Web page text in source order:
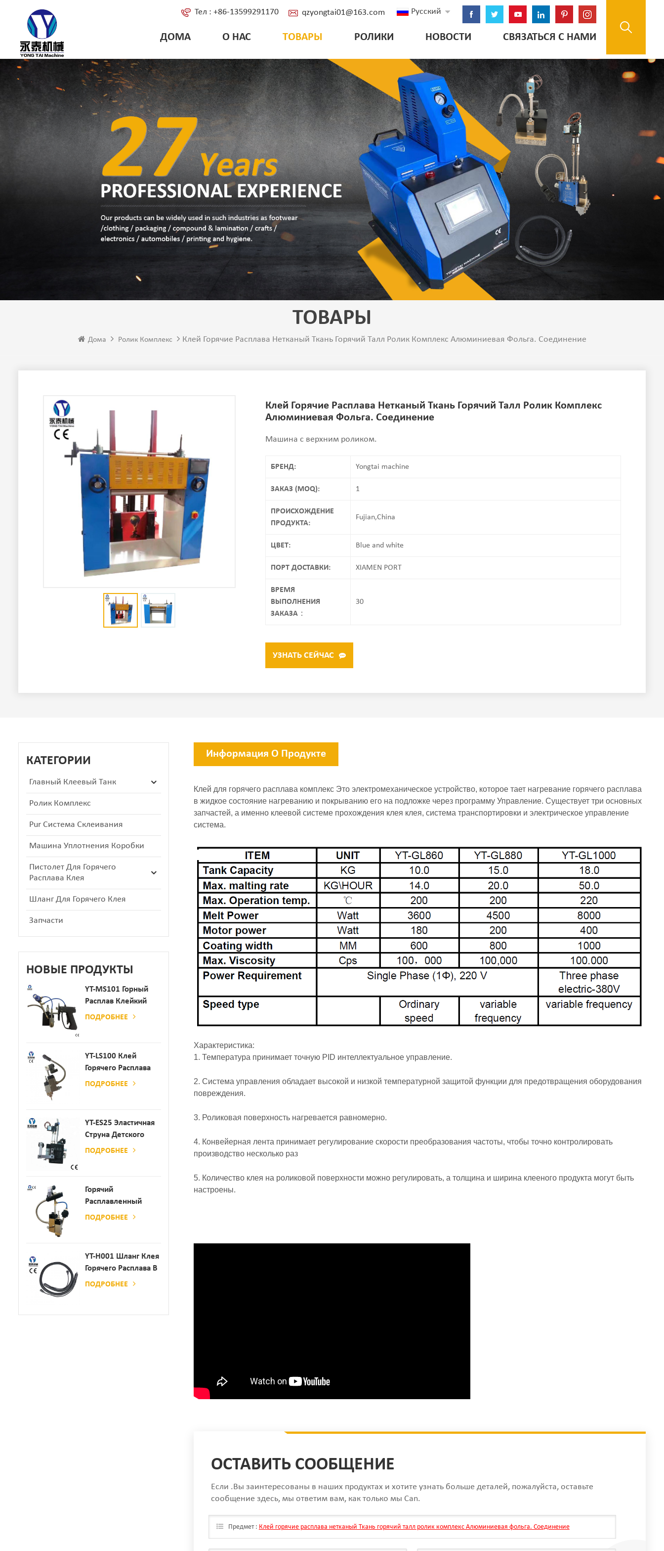
Русский
Тел : +86-13599291170 qzyongtai01@163.com
ДОМА О НАС ТОВАРЫ РОЛИКИ НОВОСТИ СВЯЗАТЬСЯ С НАМИ
ТОВАРЫ
Дома Ролик Комплекс Клей Горячие Расплава Нетканый Ткань Горячий Талл Ролик Комплекс Алюминиевая Фольга. Соединение
Клей Горячие Расплава Нетканый Ткань Горячий Талл Ролик Комплекс
Алюминиевая Фольга. Соединение
Машина с верхним роликом.
БРЕНД: Yongtai machine
ЗАКАЗ (MOQ): 1
ПРОИСХОЖДЕНИЕ
ПРОДУКТА:
Fujian,China
ЦВЕТ: Blue and white
ПОРТ ДОСТАВКИ: XIAMEN PORT
ВРЕМЯ
ВЫПОЛНЕНИЯ
ЗАКАЗА：
30
УЗНАТЬ СЕЙЧАС
КАТЕГОРИИ
Главный Клеевый Танк
Ролик Комплекс
Pur Система Склеивания
Машина Уплотнения Коробки
Пистолет Для Горячего
Расплава Клея
Шланг Для Горячего Клея
Запчасти
НОВЫЕ ПРОДУКТЫ
YT-MS101 Горный
Расплав Клейкий
Распылительный
ПОДРОБНЕЕ
YT-LS100 Клей
Горячего Расплава
Клея
ПОДРОБНЕЕ
YT-ES25 Эластичная
Струна Детского
Пеленки
ПОДРОБНЕЕ
Горячий
Расплавленный
Клей
ПОДРОБНЕЕ
YT-H001 Шланг Клея
Горячего Расплава В
Сочетании С
ПОДРОБНЕЕ
Информация О Продукте
Клей для горячего расплава комплекс Это электромеханическое устройство, которое тает нагревание горячего расплава
в жидкое состояние нагреванию и покрыванию его на подложке через программу Управление. Существует три основных
запчастей, а именно клеевой системе прохождения клея клея, система транспортировки и электрическое управление
система.
Характеристика:
1. Температура принимает точную PID интеллектуальное управление.
2. Система управления обладает высокой и низкой температурной защитой функции для предотвращения оборудования
повреждения.
3. Роликовая поверхность нагревается равномерно.
4. Конвейерная лента принимает регулирование скорости преобразования частоты, чтобы точно контролировать
производство несколько раз
5. Количество клея на роликовой поверхности можно регулировать, а толщина и ширина клееного продукта могут быть
настроены.
ОСТАВИТЬ СООБЩЕНИЕ
Если .Вы заинтересованы в наших продуктах и хотите узнать больше деталей, пожалуйста, оставьте
сообщение здесь, мы ответим вам, как только мы Can.
Предмет : Клей горячие расплава нетканый Ткань горячий талл ролик комплекс Алюминиевая фольга. Соединение